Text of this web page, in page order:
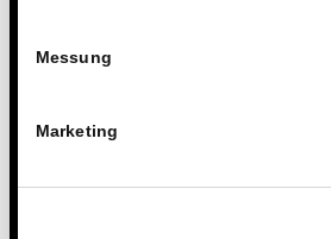
Messung
Marketing